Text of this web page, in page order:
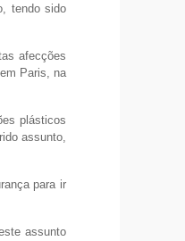
tendo sido
afecções
em Paris, na
plásticos
assunto,
para ir
assunto